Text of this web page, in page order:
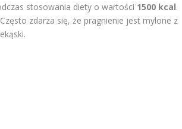
stosowania diety o wartości 1500 kcal.
zdarza się, że pragnienie jest mylone z